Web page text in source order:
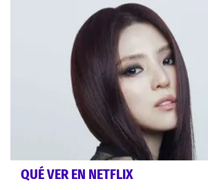
QUÉ VER EN NETFLIX